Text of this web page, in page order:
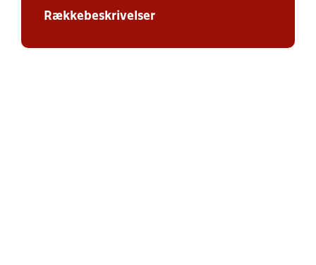
Rækkebeskrivelser